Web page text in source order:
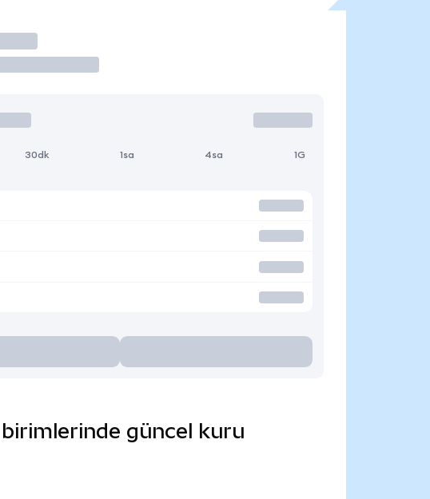
30dk 1sa 4sa 1G
güncel kuru